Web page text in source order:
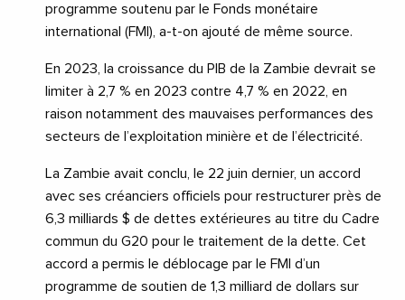
programme soutenu par le Fonds monétaire
international (FMI), a-t-on ajouté de même source.
En 2023, la croissance du PIB de la Zambie devrait se
limiter à 2,7 % en 2023 contre 4,7 % en 2022, en
raison notamment des mauvaises performances des
secteurs de l’exploitation minière et de l’électricité.
La Zambie avait conclu, le 22 juin dernier, un accord
avec ses créanciers officiels pour restructurer près de
6,3 milliards $ de dettes extérieures au titre du Cadre
commun du G20 pour le traitement de la dette. Cet
accord a permis le déblocage par le FMI d’un
programme de soutien de 1,3 milliard de dollars sur